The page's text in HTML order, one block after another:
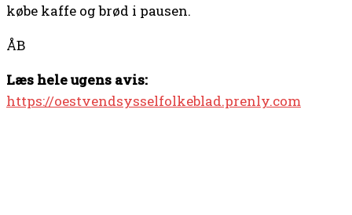
købe kaffe og brød i pausen.
ÅB
Læs hele ugens avis:
https://oestvendsysselfolkeblad.prenly.com